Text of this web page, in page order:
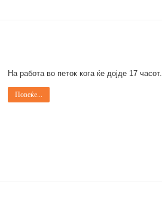
На работа во петок кога ќе дојде 17 часот.
Повеќе...